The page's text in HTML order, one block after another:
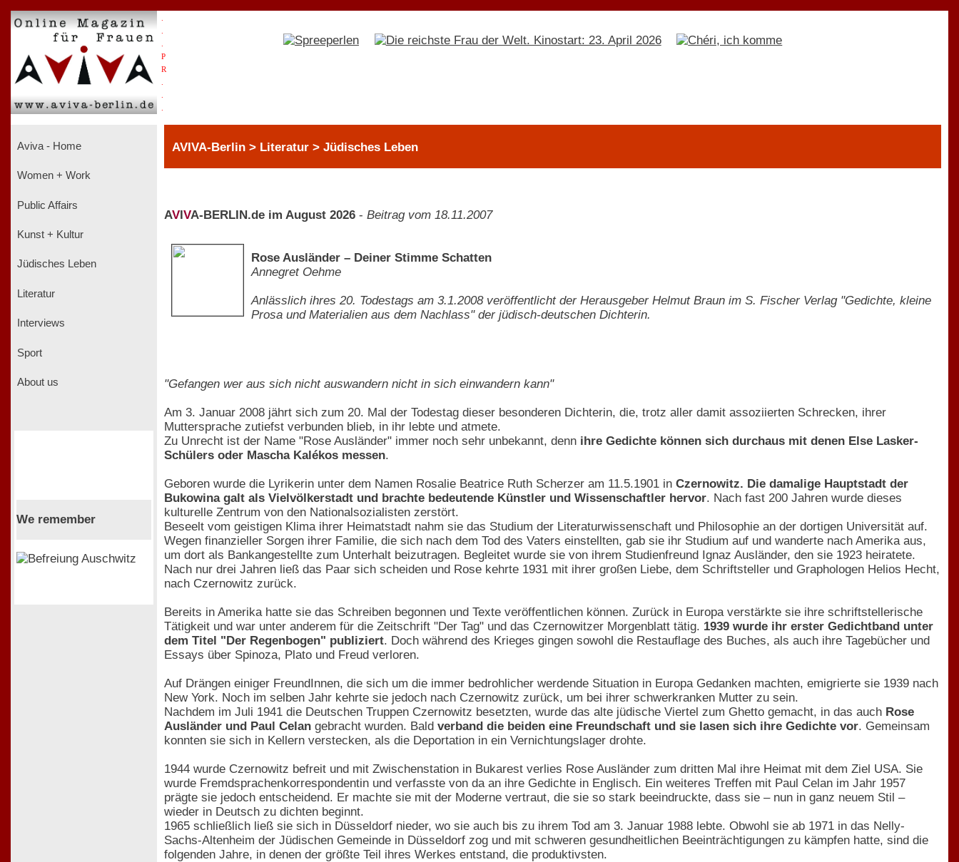
P
R
Aviva - Home
Women + Work
Public Affairs
Kunst + Kultur
Jüdisches Leben
Literatur
Interviews
Sport
About us
We remember
AVIVA-Berlin > Literatur > Jüdisches Leben
AV VA-BERLIN.de im August 2026 - Beitrag vom 18.11.2007
Rose Ausländer – Deiner Stimme Schatten
Annegret Oehme
Anlässlich ihres 20. Todestags am 3.1.2008 veröffentlicht der Herausgeber Helmut Braun im S. Fischer Verlag "Gedichte, kleine
Prosa und Materialien aus dem Nachlass" der jüdisch-deutschen Dichterin.
"Gefangen wer aus sich nicht auswandern nicht in sich einwandern kann"
Am 3. Januar 2008 jährt sich zum 20. Mal der Todestag dieser besonderen Dichterin, die, trotz aller damit assoziierten Schrecken, ihrer
Muttersprache zutiefst verbunden blieb, in ihr lebte und atmete.
Zu Unrecht ist der Name "Rose Ausländer" immer noch sehr unbekannt, denn ihre Gedichte können sich durchaus mit denen Else Lasker-
Schülers oder Mascha Kalékos messen.
Geboren wurde die Lyrikerin unter dem Namen Rosalie Beatrice Ruth Scherzer am 11.5.1901 in Czernowitz. Die damalige Hauptstadt der
Bukowina galt als Vielvölkerstadt und brachte bedeutende Künstler und Wissenschaftler hervor. Nach fast 200 Jahren wurde dieses
kulturelle Zentrum von den Nationalsozialisten zerstört.
Beseelt vom geistigen Klima ihrer Heimatstadt nahm sie das Studium der Literaturwissenschaft und Philosophie an der dortigen Universität auf.
Wegen finanzieller Sorgen ihrer Familie, die sich nach dem Tod des Vaters einstellten, gab sie ihr Studium auf und wanderte nach Amerika aus,
um dort als Bankangestellte zum Unterhalt beizutragen. Begleitet wurde sie von ihrem Studienfreund Ignaz Ausländer, den sie 1923 heiratete.
Nach nur drei Jahren ließ das Paar sich scheiden und Rose kehrte 1931 mit ihrer großen Liebe, dem Schriftsteller und Graphologen Helios Hecht,
nach Czernowitz zurück.
Bereits in Amerika hatte sie das Schreiben begonnen und Texte veröffentlichen können. Zurück in Europa verstärkte sie ihre schriftstellerische
Tätigkeit und war unter anderem für die Zeitschrift "Der Tag" und das Czernowitzer Morgenblatt tätig. 1939 wurde ihr erster Gedichtband unter
dem Titel "Der Regenbogen" publiziert. Doch während des Krieges gingen sowohl die Restauflage des Buches, als auch ihre Tagebücher und
Essays über Spinoza, Plato und Freud verloren.
Auf Drängen einiger FreundInnen, die sich um die immer bedrohlicher werdende Situation in Europa Gedanken machten, emigrierte sie 1939 nach
New York. Noch im selben Jahr kehrte sie jedoch nach Czernowitz zurück, um bei ihrer schwerkranken Mutter zu sein.
Nachdem im Juli 1941 die Deutschen Truppen Czernowitz besetzten, wurde das alte jüdische Viertel zum Ghetto gemacht, in das auch Rose
Ausländer und Paul Celan gebracht wurden. Bald verband die beiden eine Freundschaft und sie lasen sich ihre Gedichte vor. Gemeinsam
konnten sie sich in Kellern verstecken, als die Deportation in ein Vernichtungslager drohte.
1944 wurde Czernowitz befreit und mit Zwischenstation in Bukarest verlies Rose Ausländer zum dritten Mal ihre Heimat mit dem Ziel USA. Sie
wurde Fremdsprachenkorrespondentin und verfasste von da an ihre Gedichte in Englisch. Ein weiteres Treffen mit Paul Celan im Jahr 1957
prägte sie jedoch entscheidend. Er machte sie mit der Moderne vertraut, die sie so stark beeindruckte, dass sie – nun in ganz neuem Stil –
wieder in Deutsch zu dichten beginnt.
1965 schließlich ließ sie sich in Düsseldorf nieder, wo sie auch bis zu ihrem Tod am 3. Januar 1988 lebte. Obwohl sie ab 1971 in das Nelly-
Sachs-Altenheim der Jüdischen Gemeinde in Düsseldorf zog und mit schweren gesundheitlichen Beeinträchtigungen zu kämpfen hatte, sind die
folgenden Jahre, in denen der größte Teil ihres Werkes entstand, die produktivsten.